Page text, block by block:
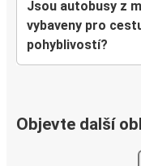
Jsou autobusy z
vybaveny pro
pohyblivostí?
Objevte další